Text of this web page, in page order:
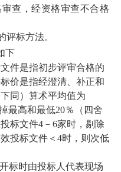
查，经资格审查不合格
评标方法。
下
件是指初步评审合格的
价是指经澄清、补正和
同）算术平均值为
最高和最低20％（四舍
标文件4－6家时，剔除
投标文件＜4时，则次低
标时由投标人代表现场